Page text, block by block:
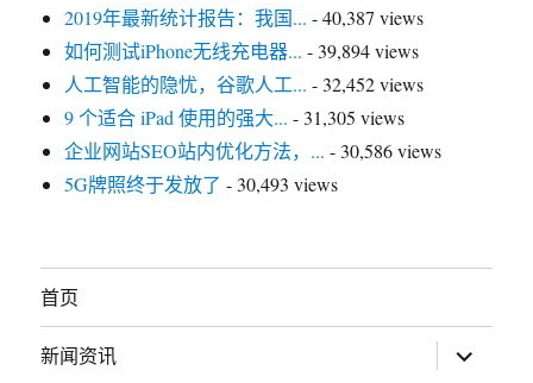
2019年最新统计报告：我国... - 40,387 views
如何测试iPhone无线充电器... - 39,894 views
人工智能的隐忧，谷歌人工... - 32,452 views
9 个适合 iPad 使用的强大... - 31,305 views
企业网站SEO站内优化方法，... - 30,586 views
5G牌照终于发放了 - 30,493 views
首页
新闻资讯 展
开